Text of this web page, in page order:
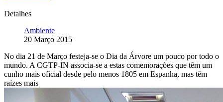
Detalhes
Ambiente
20 Março 2015
No dia 21 de Março festeja-se o Dia da Árvore um pouco por todo o
mundo. A CGTP-IN associa-se a estas comemorações que têm um
cunho mais oficial desde pelo menos 1805 em Espanha, mas têm
raízes mais